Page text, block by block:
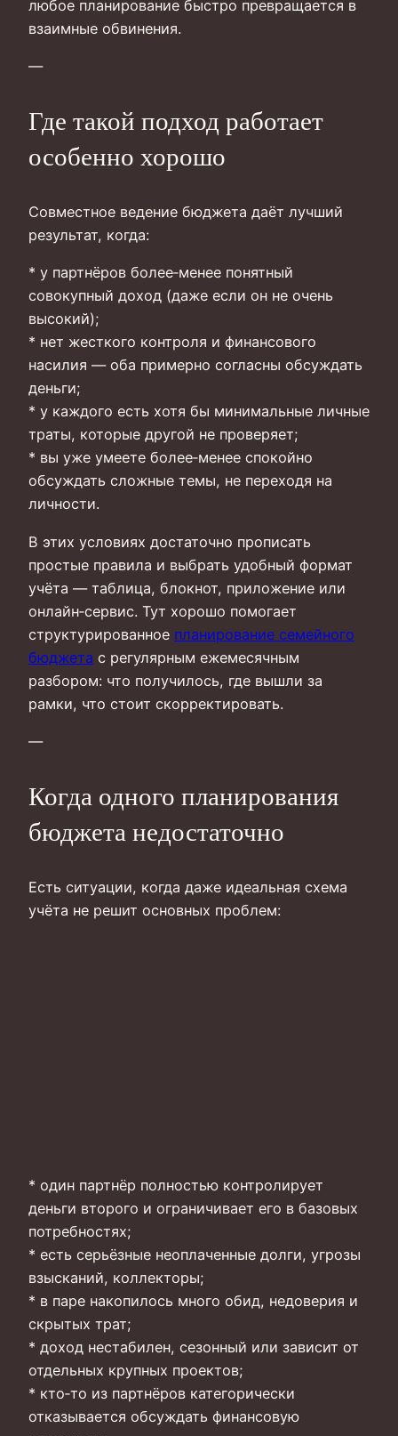
любое планирование быстро превращается в
взаимные обвинения.
—
Где такой подход работает
особенно хорошо
Совместное ведение бюджета даёт лучший
результат, когда:
* у партнёров более‑менее понятный
совокупный доход (даже если он не очень
высокий);
* нет жесткого контроля и финансового
насилия — оба примерно согласны обсуждать
деньги;
* у каждого есть хотя бы минимальные личные
траты, которые другой не проверяет;
* вы уже умеете более‑менее спокойно
обсуждать сложные темы, не переходя на
личности.
В этих условиях достаточно прописать
простые правила и выбрать удобный формат
учёта — таблица, блокнот, приложение или
онлайн‑сервис. Тут хорошо помогает
структурированное планирование семейного
бюджета с регулярным ежемесячным
разбором: что получилось, где вышли за
рамки, что стоит скорректировать.
—
Когда одного планирования
бюджета недостаточно
Есть ситуации, когда даже идеальная схема
учёта не решит основных проблем:
* один партнёр полностью контролирует
деньги второго и ограничивает его в базовых
потребностях;
* есть серьёзные неоплаченные долги, угрозы
взысканий, коллекторы;
* в паре накопилось много обид, недоверия и
скрытых трат;
* доход нестабилен, сезонный или зависит от
отдельных крупных проектов;
* кто‑то из партнёров категорически
отказывается обсуждать финансовую